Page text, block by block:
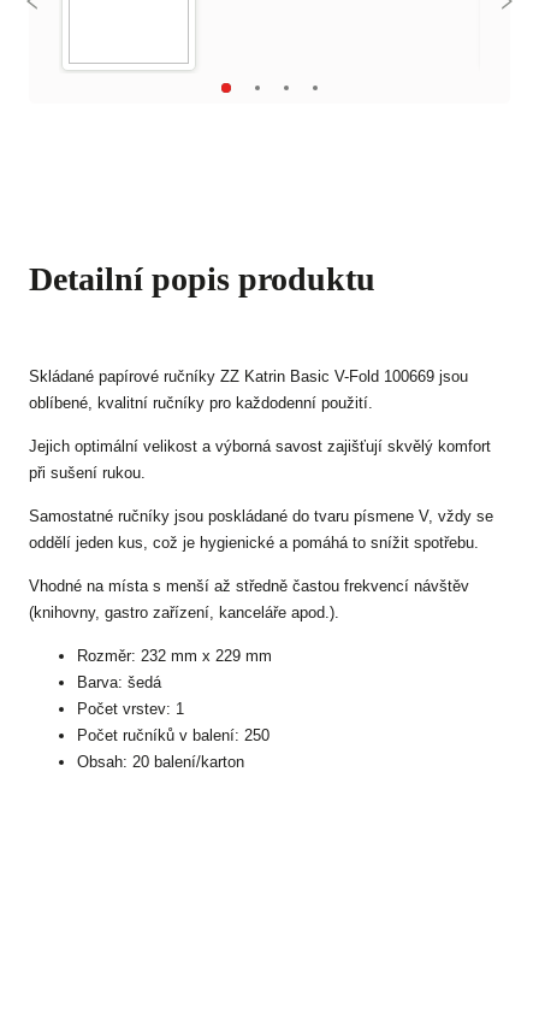
Detailní popis produktu
Skládané papírové ručníky ZZ Katrin Basic V-Fold 100669 jsou
oblíbené, kvalitní ručníky pro každodenní použití.
Jejich optimální velikost a výborná savost zajišťují skvělý komfort
při sušení rukou.
Samostatné ručníky jsou poskládané do tvaru písmene V, vždy se
oddělí jeden kus, což je hygienické a pomáhá to snížit spotřebu.
Vhodné na místa s menší až středně častou frekvencí návštěv
(knihovny, gastro zařízení, kanceláře apod.).
Rozměr: 232 mm x 229 mm
Barva: šedá
Počet vrstev: 1
Počet ručníků v balení: 250
Obsah: 20 balení/karton